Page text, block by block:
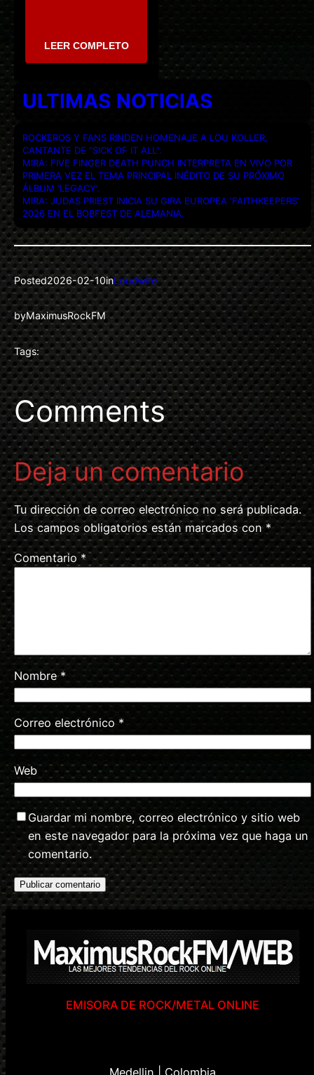
LEER COMPLETO
ULTIMAS NOTICIAS
ROCKEROS Y FANS RINDEN HOMENAJE A LOU KOLLER,
CANTANTE DE “SICK OF IT ALL”.
MIRA: FIVE FINGER DEATH PUNCH INTERPRETA EN VIVO POR
PRIMERA VEZ EL TEMA PRINCIPAL INÉDITO DE SU PRÓXIMO
ÁLBUM ‘LEGACY’.
MIRA: JUDAS PRIEST INICIA SU GIRA EUROPEA ‘FAITHKEEPERS’
2026 EN EL BOBFEST DE ALEMANIA.
Posted2026-02-10inLoudwire
byMaximusRockFM
Tags:
Comments
Deja un comentario
Tu dirección de correo electrónico no será publicada.
Los campos obligatorios están marcados con *
Comentario*
Nombre*
Correo electrónico *
Web
Guardar mi nombre, correo electrónico y sitio web
en este navegador para la próxima vez que haga un
comentario.
EMISORA DE ROCK/METAL ONLINE